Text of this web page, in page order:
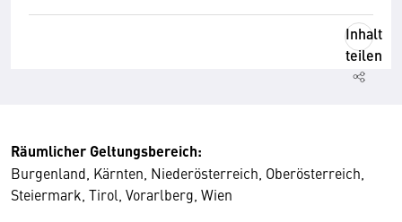
Inhalt
teilen
Räumlicher Geltungsbereich:
Burgenland, Kärnten, Niederösterreich, Oberösterreich,
Steiermark, Tirol, Vorarlberg, Wien